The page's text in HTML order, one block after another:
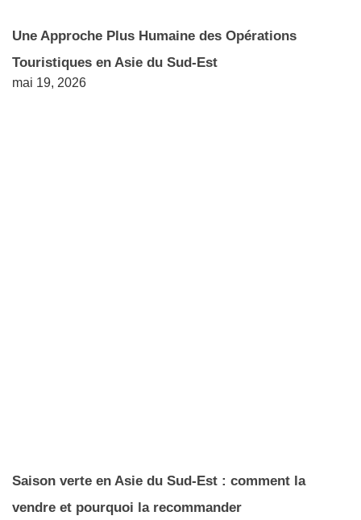
Une Approche Plus Humaine des Opérations
Touristiques en Asie du Sud-Est
mai 19, 2026
Saison verte en Asie du Sud-Est : comment la
vendre et pourquoi la recommander